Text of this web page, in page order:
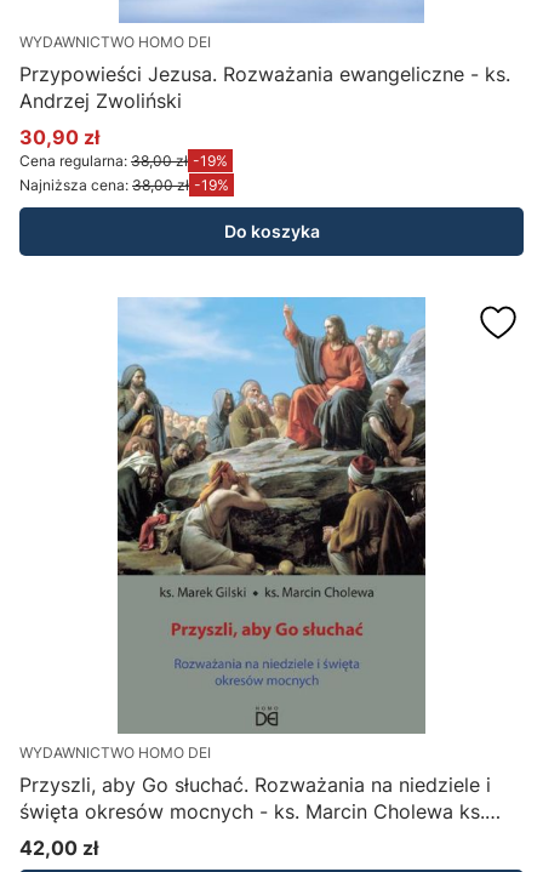
WYDAWNICTWO HOMO DEI
Przypowieści Jezusa. Rozważania ewangeliczne - ks.
Andrzej Zwoliński
Cena promocyjna
30,90 zł
Cena regularna: 38,00 zł -19%
Najniższa cena: 38,00 zł -19%
Do koszyka
WYDAWNICTWO HOMO DEI
Przyszli, aby Go słuchać. Rozważania na niedziele i
święta okresów mocnych - ks. Marcin Cholewa ks.
Marek Gilski
Cena
42,00 zł